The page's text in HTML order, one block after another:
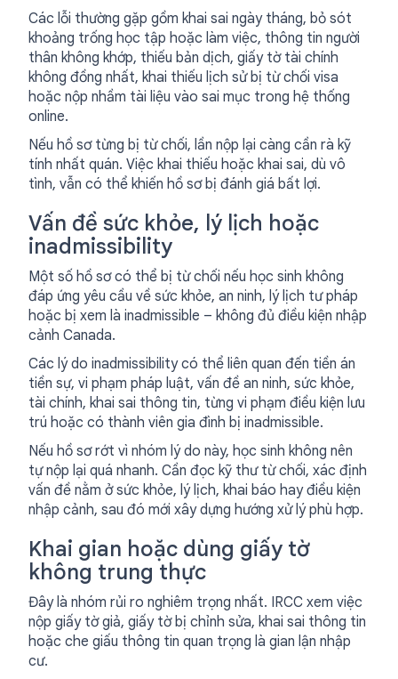
Các lỗi thường gặp gồm khai sai ngày tháng, bỏ sót
khoảng trống học tập hoặc làm việc, thông tin người
thân không khớp, thiếu bản dịch, giấy tờ tài chính
không đồng nhất, khai thiếu lịch sử bị từ chối visa
hoặc nộp nhầm tài liệu vào sai mục trong hệ thống
online.
Nếu hồ sơ từng bị từ chối, lần nộp lại càng cần rà kỹ
tính nhất quán. Việc khai thiếu hoặc khai sai, dù vô
tình, vẫn có thể khiến hồ sơ bị đánh giá bất lợi.
Vấn đề sức khỏe, lý lịch hoặc
inadmissibility
Một số hồ sơ có thể bị từ chối nếu học sinh không
đáp ứng yêu cầu về sức khỏe, an ninh, lý lịch tư pháp
hoặc bị xem là inadmissible – không đủ điều kiện nhập
cảnh Canada.
Các lý do inadmissibility có thể liên quan đến tiền án
tiền sự, vi phạm pháp luật, vấn đề an ninh, sức khỏe,
tài chính, khai sai thông tin, từng vi phạm điều kiện lưu
trú hoặc có thành viên gia đình bị inadmissible.
Nếu hồ sơ rớt vì nhóm lý do này, học sinh không nên
tự nộp lại quá nhanh. Cần đọc kỹ thư từ chối, xác định
vấn đề nằm ở sức khỏe, lý lịch, khai báo hay điều kiện
nhập cảnh, sau đó mới xây dựng hướng xử lý phù hợp.
Khai gian hoặc dùng giấy tờ
không trung thực
Đây là nhóm rủi ro nghiêm trọng nhất. IRCC xem việc
nộp giấy tờ giả, giấy tờ bị chỉnh sửa, khai sai thông tin
hoặc che giấu thông tin quan trọng là gian lận nhập
cư.